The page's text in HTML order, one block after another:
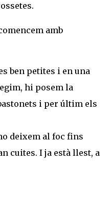
amb
ben petites i en una
hi posem la
i per últim els
deixem al foc fins
cuites. I ja està llest, a